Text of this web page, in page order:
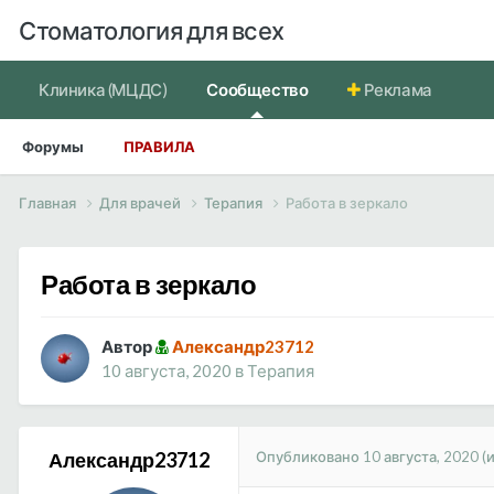
Стоматология для всех
Клиника (МЦДС) Сообщество
Форумы ПРАВИЛА
Реклама
Главная Для врачей Терапия Работа в зеркало
Работа в зеркало
Автор
Александр23712
10 августа, 2020 вТерапия
Александр23712 Опубликовано 10 августа, 2020